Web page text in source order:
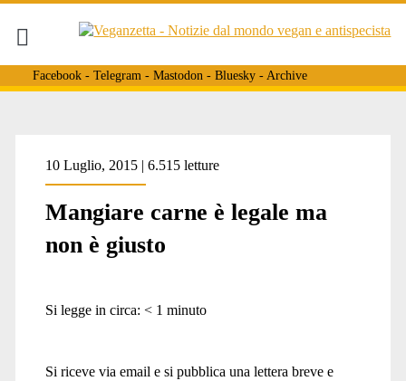
Facebook- Telegram- Mastodon- Bluesky- Archive
10 Luglio, 2015 | 6.515 letture
Mangiare carne è legale ma
non è giusto
Si legge in circa: < 1 minuto
Si riceve via email e si pubblica una lettera breve e